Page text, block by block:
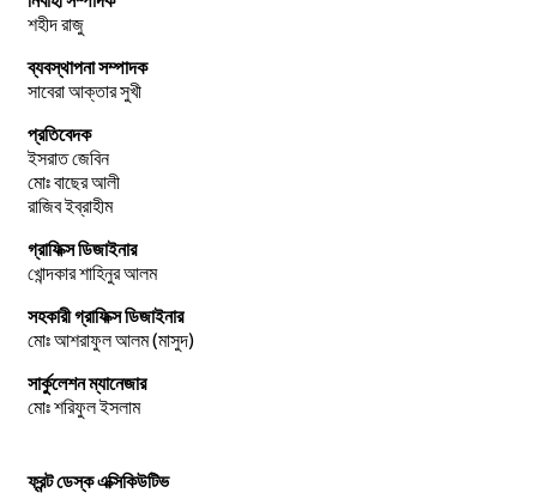
শহীদ রাজু
ব্যবস্থাপনা সম্পাদক
সাবেরা আক্তার সুখী
প্রতিবেদক
ইসরাত জেবিন
মোঃ বাছের আলী
রাজিব ইব্রাহীম
গ্রাফিক্স ডিজাইনার
খোন্দকার শাহিনুর আলম
সহকারী গ্রাফিক্স ডিজাইনার
মোঃ আশরাফুল আলম (মাসুদ)
সার্কুলেশন ম্যানেজার
মোঃ শরিফুল ইসলাম
ফ্রন্ট ডেস্ক এক্সিকিউটিভ